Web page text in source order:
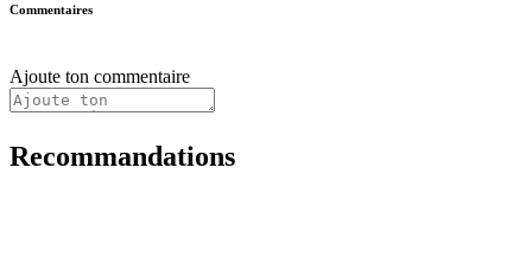
Commentaires
Ajoute ton commentaire
Recommandations